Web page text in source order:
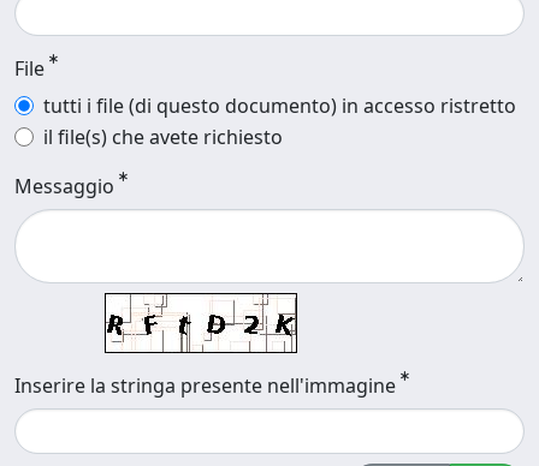
File
tutti i file (di questo documento) in accesso ristretto
il file(s) che avete richiesto
Messaggio
Inserire la stringa presente nell'immagine